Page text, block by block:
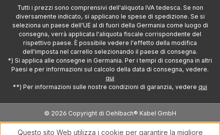
Tutti i prezzi sono comprensivi dell'aliquota IVA tedesca. Se non
diversamente indicato, si applicano le spese di spedizione. Se si
seleziona un paese dell'UE al di fuori della Germania come luogo di
consegna, verrà applicata l'aliquota fiscale corrispondente del
rispettivo paese. È possibile vedere l'effetto della modifica
dell'imposta nel carrello selezionando il paese di consegna.
*) Si applica alle consegne in Germania. Per i tempi di consegna in altri
Paesi e per informazioni sul calcolo della data di consegna, vedere.
qui
**) Per informazioni sulle nostre condizioni di garanzia, vedere qui
© 2026 Copyright di Oehlbach® Kabel GmbH
Questo sito Web utilizza i cookie per garantire la migliore